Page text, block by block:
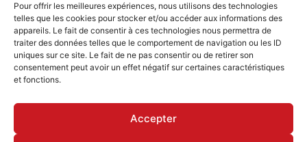
Pour offrir les meilleures expériences, nous utilisons des technologies
telles que les cookies pour stocker et/ou accéder aux informations des
appareils. Le fait de consentir à ces technologies nous permettra de
traiter des données telles que le comportement de navigation ou les ID
uniques sur ce site. Le fait de ne pas consentir ou de retirer son
consentement peut avoir un effet négatif sur certaines caractéristiques
et fonctions.
Accepter
Inscription listes électorales
Recensement militaire
Le journal de ma ville
Gestion des déchets